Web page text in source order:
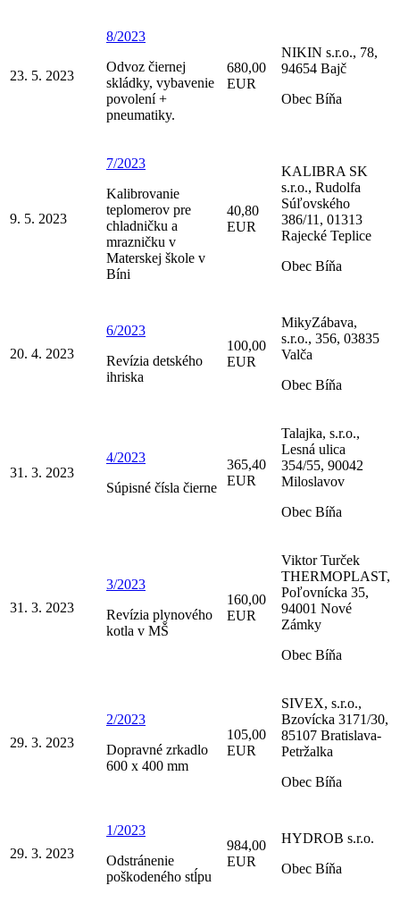
23. 5. 2023
8/2023
Odvoz čiernej
skládky, vybavenie
povolení +
pneumatiky.
680,00
EUR
NIKIN s.r.o., 78,
94654 Bajč
Obec Bíňa
9. 5. 2023
7/2023
Kalibrovanie
teplomerov pre
chladničku a
mrazničku v
Materskej škole v
Bíni
40,80
EUR
KALIBRA SK
s.r.o., Rudolfa
Súľovského
386/11, 01313
Rajecké Teplice
Obec Bíňa
20. 4. 2023
6/2023
Revízia detského
ihriska
100,00
EUR
MikyZábava,
s.r.o., 356, 03835
Valča
Obec Bíňa
31. 3. 2023
4/2023
Súpisné čísla čierne
365,40
EUR
Talajka, s.r.o.,
Lesná ulica
354/55, 90042
Miloslavov
Obec Bíňa
31. 3. 2023
3/2023
Revízia plynového
kotla v MŠ
160,00
EUR
Viktor Turček
THERMOPLAST,
Poľovnícka 35,
94001 Nové
Zámky
Obec Bíňa
29. 3. 2023
2/2023
Dopravné zrkadlo
600 x 400 mm
105,00
EUR
SIVEX, s.r.o.,
Bzovícka 3171/30,
85107 Bratislava-
Petržalka
Obec Bíňa
29. 3. 2023
1/2023
Odstránenie
poškodeného stĺpu
984,00
EUR
HYDROB s.r.o.
Obec Bíňa